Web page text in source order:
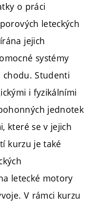
o práci
leteckých
jejich
systémy
chodu. Studenti
i fyzikálními
jednotek
které se v jejich
kurzu je také
letecké motory
V rámci kurzu